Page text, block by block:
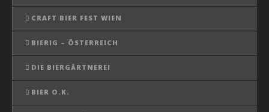
CRAFT BIER FEST WIEN
BIERIG – ÖSTERREICH
DIE BIERGÄRTNEREI
BIER O.K.